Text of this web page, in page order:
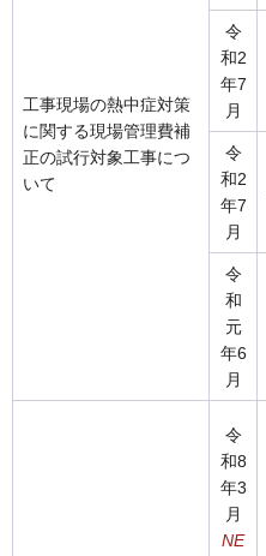
工事現場の熱中症対策
に関する現場管理費補
正の試行対象工事につ
いて
令
和2
年7
月
令
和2
年7
月
令
和
元
年6
月
令
和8
年3
月
NE